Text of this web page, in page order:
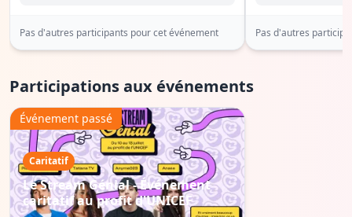
Pas d'autres participants pour cet événement Pas d'autres
Participations aux événements
Caritatif
Le Stream Génial - Événement
caritatif au profit d'UNICEF
Événement passé